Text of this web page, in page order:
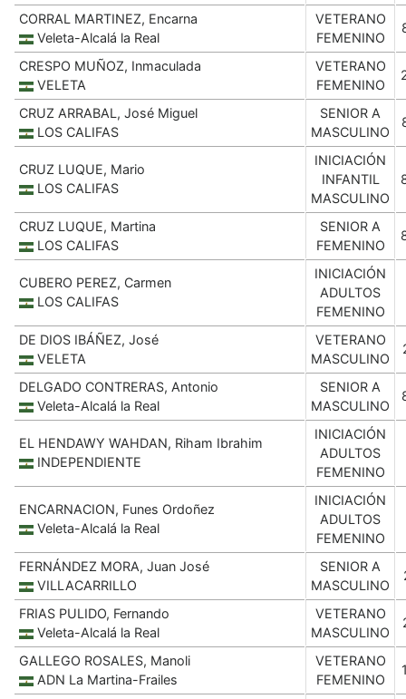
CORRAL MARTINEZ, Encarna
Veleta-Alcalá la Real
VETERANO
FEMENINO
CRESPO MUÑOZ, Inmaculada
VELETA
VETERANO
FEMENINO
CRUZ ARRABAL, José Miguel
LOS CALIFAS
SENIOR A
MASCULINO
CRUZ LUQUE, Mario
LOS CALIFAS
INICIACIÓN
INFANTIL
MASCULINO
CRUZ LUQUE, Martina
LOS CALIFAS
SENIOR A
FEMENINO
CUBERO PEREZ, Carmen
LOS CALIFAS
INICIACIÓN
ADULTOS
FEMENINO
DE DIOS IBÁÑEZ, José
VELETA
VETERANO
MASCULINO
DELGADO CONTRERAS, Antonio
Veleta-Alcalá la Real
SENIOR A
MASCULINO
EL HENDAWY WAHDAN, Riham Ibrahim
INDEPENDIENTE
INICIACIÓN
ADULTOS
FEMENINO
ENCARNACION, Funes Ordoñez
Veleta-Alcalá la Real
INICIACIÓN
ADULTOS
FEMENINO
FERNÁNDEZ MORA, Juan José
VILLACARRILLO
SENIOR A
MASCULINO
FRIAS PULIDO, Fernando
Veleta-Alcalá la Real
VETERANO
MASCULINO
GALLEGO ROSALES, Manoli
ADN La Martina-Frailes
VETERANO
FEMENINO